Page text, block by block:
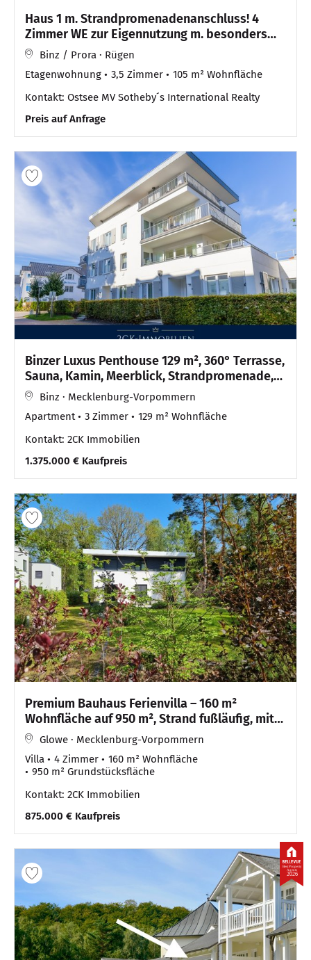
Haus 1 m. Strandpromenadenanschluss! 4
Zimmer WE zur Eigennutzung m. besonders
schönem Meerblick
Binz / Prora · Rügen
Etagenwohnung
3,5 Zimmer
105 m² Wohnfläche
Kontakt: Ostsee MV Sotheby´s International Realty
Preis auf Anfrage
Binzer Luxus Penthouse 129 m², 360° Terrasse,
Sauna, Kamin, Meerblick, Strandpromenade,
Stellplatz!
Binz · Mecklenburg-Vorpommern
Apartment
3 Zimmer
129 m² Wohnfläche
Kontakt: 2CK Immobilien
1.375.000 € Kaufpreis
Premium Bauhaus Ferienvilla – 160 m²
Wohnfläche auf 950 m², Strand fußläufig, mit
Sauna & Wallbox!
Glowe · Mecklenburg-Vorpommern
Villa
4 Zimmer
160 m² Wohnfläche
950 m² Grundstücksfläche
Kontakt: 2CK Immobilien
875.000 € Kaufpreis
2026
Best Property
Agents